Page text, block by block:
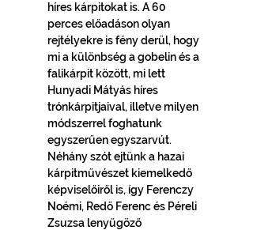
híres kárpitokat is. A 60
perces előadáson olyan
rejtélyekre is fény derül, hogy
mi a különbség a gobelin és a
falikárpit között, mi lett
Hunyadi Mátyás híres
trónkárpitjaival, illetve milyen
módszerrel foghatunk
egyszerűen egyszarvút.
Néhány szót ejtünk a hazai
kárpitművészet kiemelkedő
képviselőiről is, így Ferenczy
Noémi, Redő Ferenc és Péreli
Zsuzsa lenyűgöző